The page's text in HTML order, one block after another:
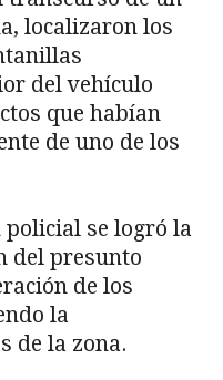
localizaron los
del vehículo
que habían
de uno de los
policial se logró la
del presunto
de los
la
de la zona.